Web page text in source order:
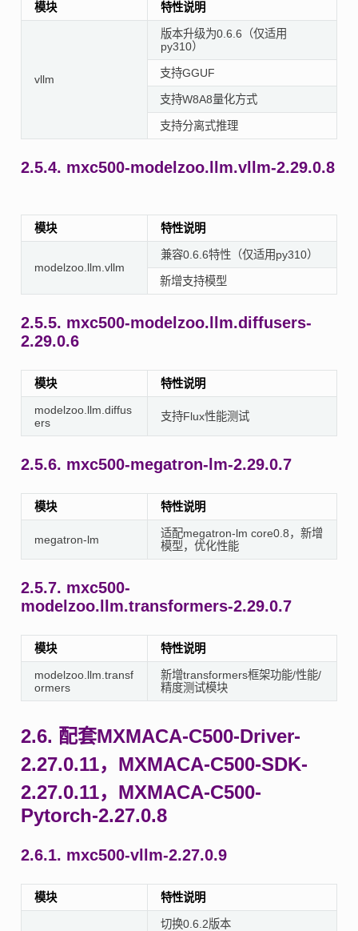
模块 特性说明
vllm
版本升级为0.6.6（仅适用
py310）
支持GGUF
支持W8A8量化方式
支持分离式推理
2.5.4. mxc500-modelzoo.llm.vllm-2.29.0.8
模块 特性说明
modelzoo.llm.vllm
兼容0.6.6特性（仅适用py310）
新增支持模型
2.5.5. mxc500-modelzoo.llm.diffusers-
2.29.0.6
模块 特性说明
modelzoo.llm.diffus
ers
支持Flux性能测试
2.5.6. mxc500-megatron-lm-2.29.0.7
模块 特性说明
megatron-lm
适配megatron-lm core0.8，新增
模型，优化性能
2.5.7. mxc500-
modelzoo.llm.transformers-2.29.0.7
模块 特性说明
modelzoo.llm.transf
ormers
新增transformers框架功能/性能/
精度测试模块
2.6. 配套MXMACA-C500-Driver-
2.27.0.11，MXMACA-C500-SDK-
2.27.0.11，MXMACA-C500-
Pytorch-2.27.0.8
2.6.1. mxc500-vllm-2.27.0.9
模块 特性说明
切换0.6.2版本